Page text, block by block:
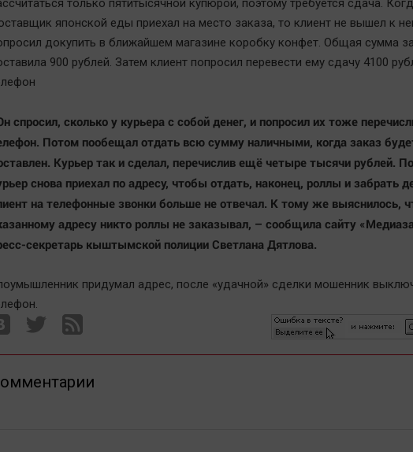
только пятитысячной купюрой, поэтому требуется сдача.
японской еды приехал на место заказа, то клиент не вышел к
докупить в ближайшем магазине коробку конфет. Общая сумма
900 рублей. Затем клиент попросил перевести ему сдачу 4100
спросил, сколько у курьера с собой денег, и попросил их тоже
Потом пообещал отдать всю сумму наличными, когда заказ
Курьер так и сделал, перечислив ещё четыре тысячи рублей.
снова приехал по адресу, чтобы отдать, наконец, роллы и забрать
на телефонные звонки больше не отвечал. К тому же выяснилось,
адресу никто роллы не заказывал, – сообщила сайту
секретарь кыштымской полиции Светлана Дятлова.
придумал адрес, после «удачной» сделки мошенник